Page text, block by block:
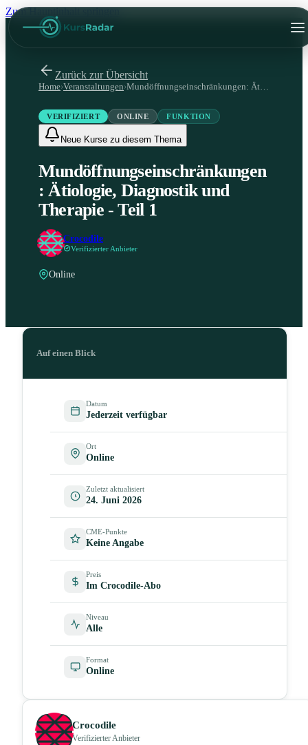
Zum Hauptinhalt springen
Zurück zur Übersicht
Home›Veranstaltungen› Mundöffnungseinschränkungen: Ätiologie, Diagnostik und Therapie - Teil 1
VERIFIZIERT ONLINE FUNKTION
Neue Kurse zu diesem Thema
Mundöffnungseinschränkungen
: Ätiologie, Diagnostik und
Therapie - Teil 1
Crocodile
Verifizierter Anbieter
Online
Auf einen Blick
Datum
Jederzeit verfügbar
Ort
Online
Zuletzt aktualisiert
24. Juni 2026
CME-Punkte
Keine Angabe
Preis
Im Crocodile-Abo
Niveau
Alle
Format
Online
Crocodile
Verifizierter Anbieter